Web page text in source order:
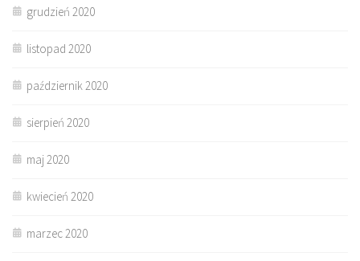
grudzień 2020
listopad 2020
październik 2020
sierpień 2020
maj 2020
kwiecień 2020
marzec 2020